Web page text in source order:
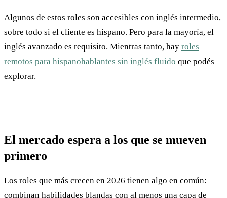
Algunos de estos roles son accesibles con inglés intermedio,
sobre todo si el cliente es hispano. Pero para la mayoría, el
inglés avanzado es requisito. Mientras tanto, hay roles
remotos para hispanohablantes sin inglés fluido que podés
explorar.
El mercado espera a los que se mueven
primero
Los roles que más crecen en 2026 tienen algo en común:
combinan habilidades blandas con al menos una capa de